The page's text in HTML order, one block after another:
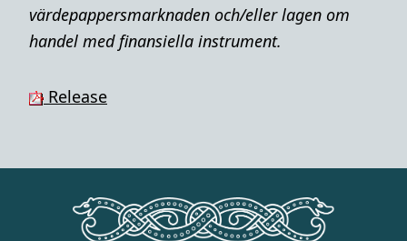
värdepappersmarknaden och/eller lagen om
handel med finansiella instrument.
Release